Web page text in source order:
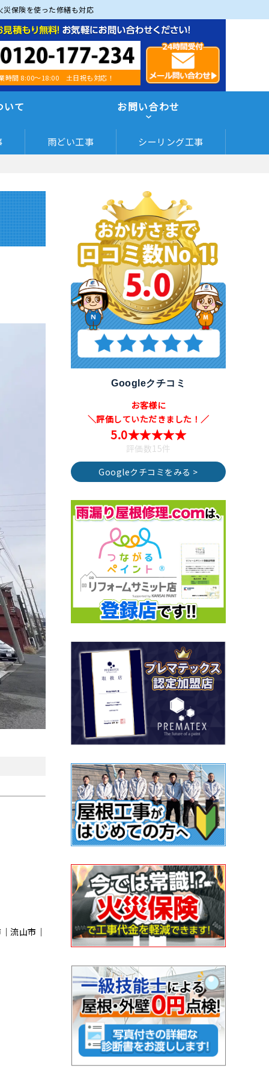
保険を使った修繕も対応
時間 8:00～18:00 土日祝も対応！
いて お問い合わせ
雨どい工事 シーリング工事
流⼭市｜
Googleクチコミ
お客様に
＼評価していただきました！／
5.0★★★★★
評価数15件
Googleクチコミをみる >